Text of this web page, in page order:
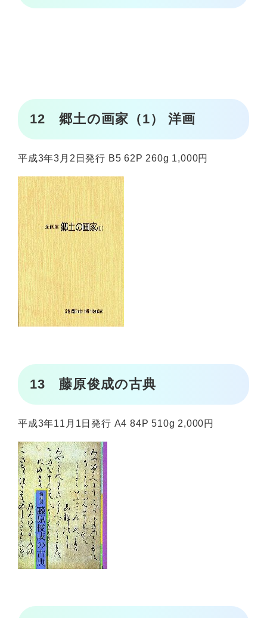
12 郷土の画家（1） 洋画
平成3年3月2日発行 B5 62P 260g 1,000円
13 藤原俊成の古典
平成3年11月1日発行 A4 84P 510g 2,000円